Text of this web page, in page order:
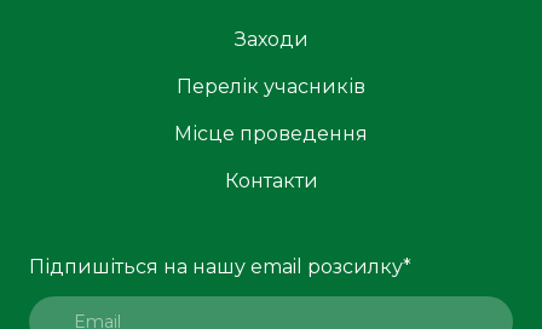
Заходи
Перелік учасників
Місце проведення
Контакти
Підпишіться на нашу email розсилку*